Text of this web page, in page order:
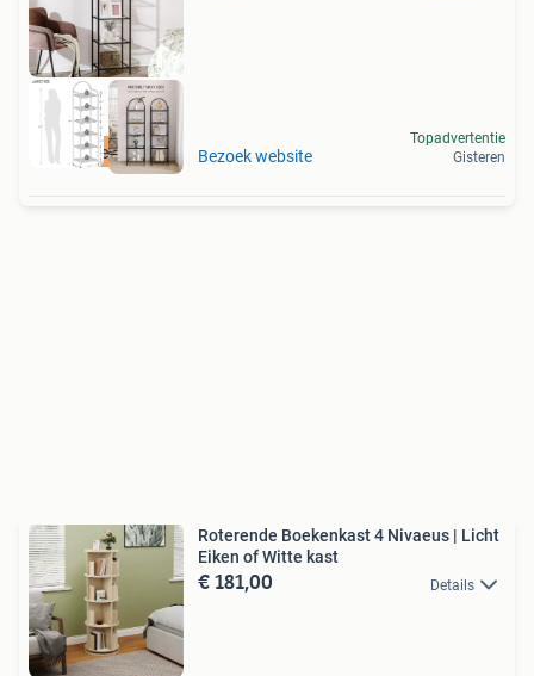
Retourdeal Korting Bezoek website
Topadvertentie
Gisteren
Roterende Boekenkast 4 Nivaeus | Licht
Eiken of Witte kast
€ 181,00 Details